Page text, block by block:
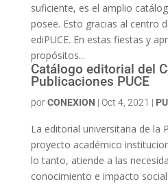
suficiente, es el amplio
posee. Esto gracias al centro
ediPUCE. En estas fiestas y
propósitos...
Catálogo editorial del
Publicaciones PUCE
porCONEXION | Oct 4, 2021 |
La editorial universitaria de la
proyecto académico
lo tanto, atiende a las
conocimiento e impacto